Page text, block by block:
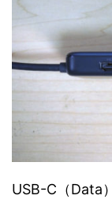
USB-C（Data